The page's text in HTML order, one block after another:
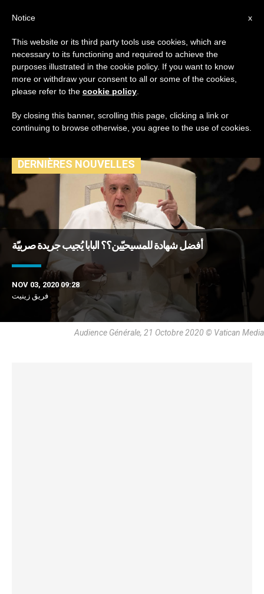
TAG
Posts Tagged ‘جريدة
صربية’
DERNIÈRES NOUVELLES
أفضل شهادة للمسيحيّين؟؟ البابا يُجيب جريدة صربيّة
NOV 03, 2020 09:28
فريق زينيت
Audience Générale, 21 Octobre 2020 © Vatican Media
x
Notice
This website or its third party tools use cookies, which are
necessary to its functioning and required to achieve the
purposes illustrated in the cookie policy. If you want to know
more or withdraw your consent to all or some of the cookies,
please refer to the cookie policy
By closing this banner, scrolling this page, clicking a link or
continuing to browse otherwise, you agree to the use of cookies.